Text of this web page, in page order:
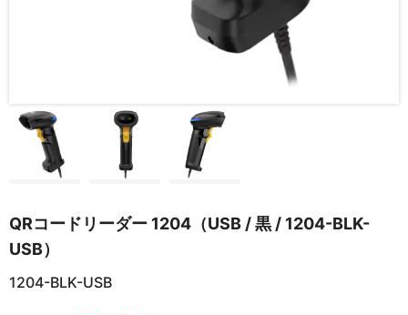
QRコードリーダー 1204（USB / 黒 / 1204-BLK-
USB）
1204-BLK-USB